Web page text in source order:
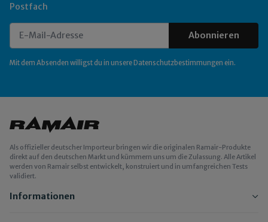
Postfach
Abonnieren
Mit dem Absenden willigst du in unsere Datenschutzbestimmungen ein.
Als offizieller deutscher Importeur bringen wir die originalen Ramair-Produkte
direkt auf den deutschen Markt und kümmern uns um die Zulassung. Alle Artikel
werden von Ramair selbst entwickelt, konstruiert und in umfangreichen Tests
validiert.
Informationen